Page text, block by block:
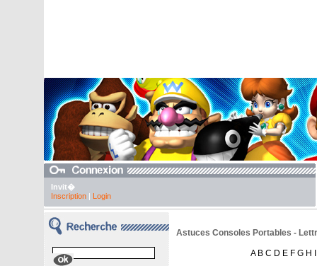
Invit�
Inscription| Login
Astuces Consoles Portables -
A B C D E F G H